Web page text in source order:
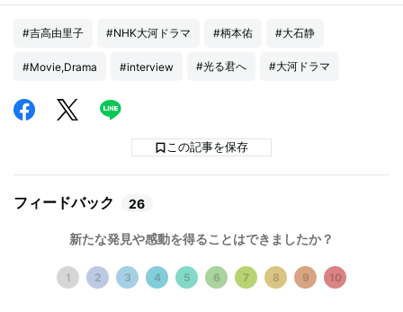
#吉高由里子 #NHK大河ドラマ #柄本佑 #大石静
#Movie,Drama #interview #光る君へ #大河ドラマ
この記事を保存
フィードバック 26
新たな発見や感動を得ることはできましたか？
1 2 3 4 5 6 7 8 9 10